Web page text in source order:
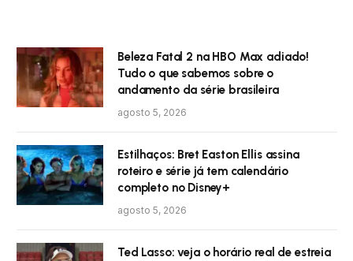
Beleza Fatal 2 na HBO Max adiado!
Tudo o que sabemos sobre o
andamento da série brasileira
agosto 5, 2026
Estilhaços: Bret Easton Ellis assina
roteiro e série já tem calendário
completo no Disney+
agosto 5, 2026
Ted Lasso: veja o horário real de estreia